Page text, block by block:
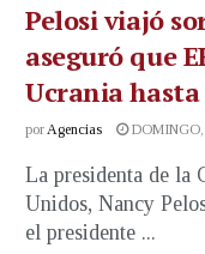
Pelosi viajó
aseguró que
Ucrania
porAgencias DOMINGO,
La presidenta de la
Unidos, Nancy
el presidente ...